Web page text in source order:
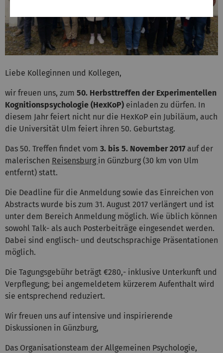
Liebe Kolleginnen und Kollegen,
wir freuen uns, zum 50. Herbsttreffen der Experimentellen
Kognitionspsychologie (HexKoP) einladen zu dürfen. In
diesem Jahr feiert nicht nur die HexKoP ein Jubiläum, auch
die Universität Ulm feiert ihren 50. Geburtstag.
Das 50. Treffen findet vom 3. bis 5. November 2017 auf der
malerischen Reisensburg in Günzburg (30 km von Ulm
entfernt) statt.
Die Deadline für die Anmeldung sowie das Einreichen von
Abstracts wurde bis zum 31. August 2017 verlängert und ist
unter dem Bereich Anmeldung möglich. Wie üblich können
sowohl Talk- als auch Posterbeiträge eingesendet werden.
Dabei sind englisch- und deutschsprachige Präsentationen
möglich.
Die Tagungsgebühr beträgt €280,- inklusive Unterkunft und
Verpflegung; bei angemeldetem kürzerem Aufenthalt wird
sie entsprechend reduziert.
Wir freuen uns auf intensive und inspirierende
Diskussionen in Günzburg,
Das Organisationsteam der Allgemeinen Psychologie,